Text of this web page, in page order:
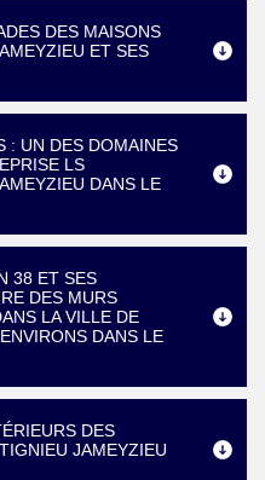
DES MAISONS
ET SES
: UN DES DOMAINES
LS
DANS LE
38 ET SES
DES MURS
LA VILLE DE
DANS LE
DES
JAMEYZIEU